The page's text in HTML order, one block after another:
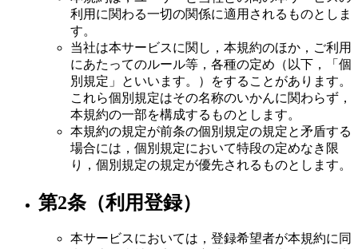
利用に関わる一切の関係に適用されるものとしま
す。
当社は本サービスに関し，本規約のほか，ご利用
にあたってのルール等，各種の定め（以下，「個
別規定」といいます。）をすることがあります。
これら個別規定はその名称のいかんに関わらず，
本規約の一部を構成するものとします。
本規約の規定が前条の個別規定の規定と矛盾する
場合には，個別規定において特段の定めなき限
り，個別規定の規定が優先されるものとします。
第2条（利用登録）
本サービスにおいては，登録希望者が本規約に同